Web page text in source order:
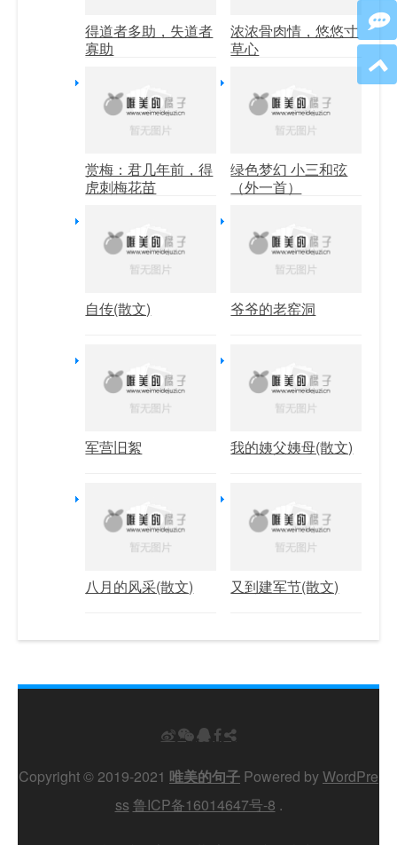
得道者多助，失道者
寡助
浓浓骨肉情，悠悠寸
草心
赏梅：君几年前，得
虎刺梅花苗
绿色梦幻 小三和弦
（外一首）
自传(散文) 爷爷的老窑洞
军营旧絮 我的姨父姨母(散文)
八月的风采(散文) 又到建军节(散文)
Copyright © 2019-2021 唯美的句子 Powered byWordPre
ss 鲁ICP备16014647号-8 .